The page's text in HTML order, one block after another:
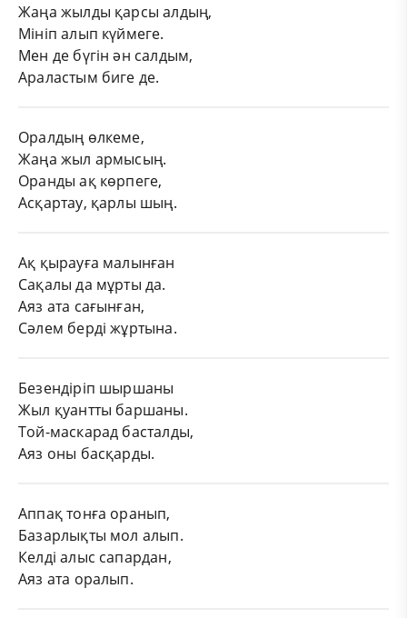
Жаңа жылды қарсы алдың,
Мініп алып күймеге.
Мен де бүгін ән салдым,
Араластым биге де.
Оралдың өлкеме,
Жаңа жыл армысың.
Оранды ақ көрпеге,
Асқартау, қарлы шың.
Ақ қырауға малынған
Сақалы да мұрты да.
Аяз ата сағынған,
Сәлем бepді жұртына.
Безендіріп шыршаны
Жыл қуантты баршаны.
Той-маскарад басталды,
Аяз оны басқарды.
Аппақ тонға оранып,
Базарлықты мол алып.
Келді алыс сапардан,
Аяз ата оралып.